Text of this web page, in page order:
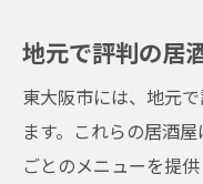
地元で評判の居
東大阪市には、地元
ます。これらの居酒
ごとのメニューを提